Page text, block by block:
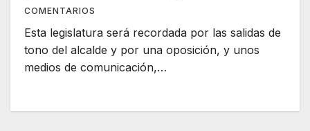
COMENTARIOS
Esta legislatura será recordada por las salidas de
tono del alcalde y por una oposición, y unos
medios de comunicación,…